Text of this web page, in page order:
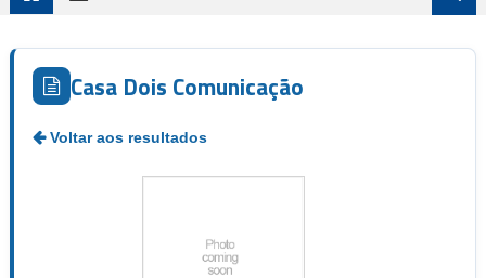
Casa Dois Comunicação